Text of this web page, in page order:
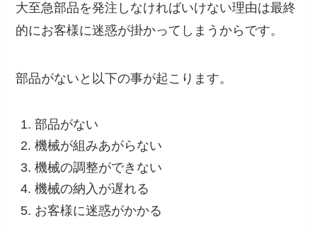
大至急部品を発注しなければいけない理由は最終
的にお客様に迷惑が掛かってしまうからです。
部品がないと以下の事が起こります。
部品がない
機械が組みあがらない
機械の調整ができない
機械の納入が遅れる
お客様に迷惑がかかる